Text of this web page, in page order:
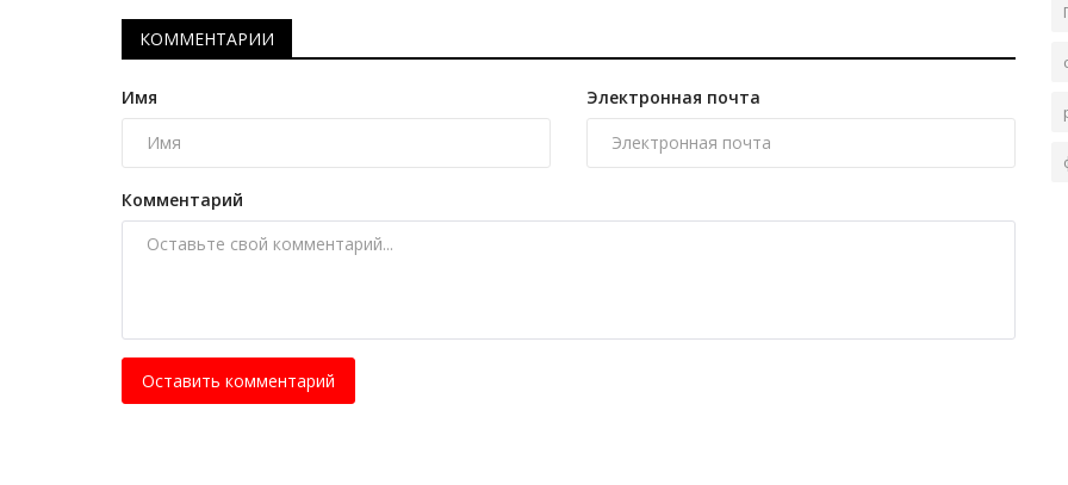
КОММЕНТАРИИ
Имя Электронная почта
Комментарий
Оставить комментарий